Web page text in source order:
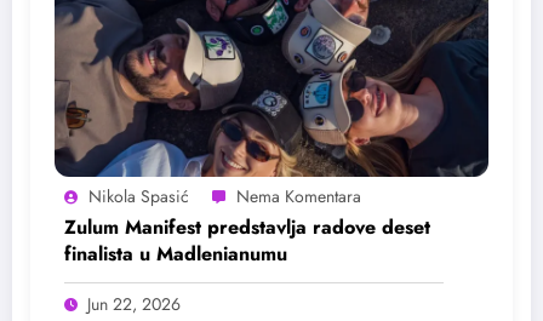
Nikola Spasić
Zulum Manifest predstavlja radove deset
finalista u Madlenianumu
Jun 22, 2026